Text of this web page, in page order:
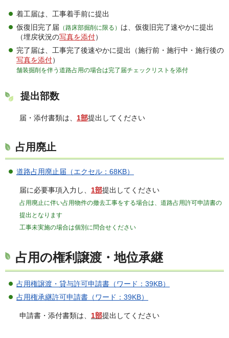
着工届は、工事着手前に提出
仮復旧完了届 （路床部掘削に限る） は、仮復旧完了速やかに提出
（埋戻状況の写真を添付）
完了届は、工事完了後速やかに提出（施行前・施行中・施行後の
写真を添付）
舗装掘削を伴う道路占用の場合は完了届チェックリストを添付
提出部数
届・添付書類は、 1部提出してください
占用廃止
道路占用廃止届（エクセル：68KB）
届に必要事項入力し、 1部提出してください
占用廃止に伴い占用物件の撤去工事をする場合は、道路占用許可申請書の
提出となります
工事未実施の場合は個別に問合せください
占用の権利譲渡・地位承継
占用権譲渡・貸与許可申請書（ワード：39KB）
占用権承継許可申請書（ワード：39KB）
申請書・添付書類は、 1部提出してください